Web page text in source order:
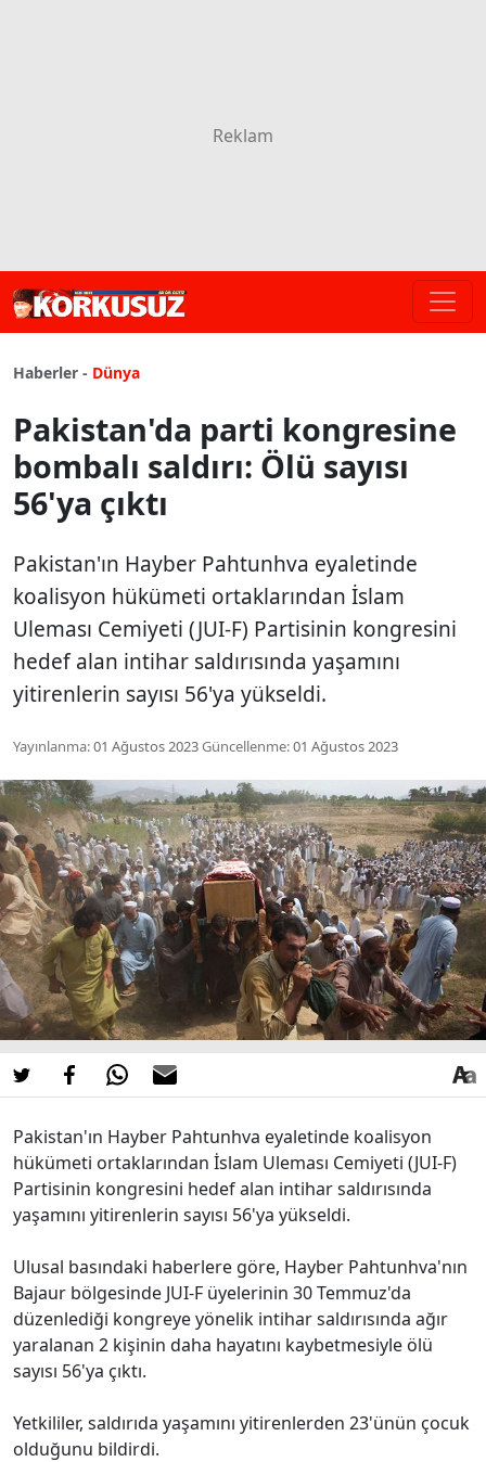
Haberler - Dünya
Pakistan'da parti kongresine
bombalı saldırı: Ölü sayısı
56'ya çıktı
Pakistan'ın Hayber Pahtunhva eyaletinde
koalisyon hükümeti ortaklarından İslam
Uleması Cemiyeti (JUI-F) Partisinin kongresini
hedef alan intihar saldırısında yaşamını
yitirenlerin sayısı 56'ya yükseldi.
Yayınlanma:01 Ağustos 2023Güncellenme:01 Ağustos 2023
Pakistan'ın Hayber Pahtunhva eyaletinde koalisyon
hükümeti ortaklarından İslam Uleması Cemiyeti (JUI-F)
Partisinin kongresini hedef alan intihar saldırısında
yaşamını yitirenlerin sayısı 56'ya yükseldi.
Ulusal basındaki haberlere göre, Hayber Pahtunhva'nın
Bajaur bölgesinde JUI-F üyelerinin 30 Temmuz'da
düzenlediği kongreye yönelik intihar saldırısında ağır
yaralanan 2 kişinin daha hayatını kaybetmesiyle ölü
sayısı 56'ya çıktı.
Yetkililer, saldırıda yaşamını yitirenlerden 23'ünün çocuk
olduğunu bildirdi.